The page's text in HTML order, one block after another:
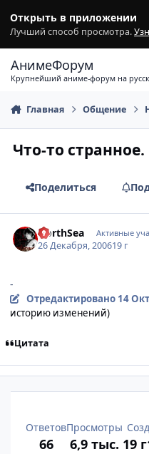
Открыть в приложении
Лучший способ просмотра.
АнимеФорум
Крупнейший аниме-форум на
Главная Общение
Что-то
Поделиться
NorthSea Активные
26 Декабря, 200619 г
-
Отредактировано 14
историю изменений)
Цитата
Ответов
66
Просмотры
6,9 тыс. 19 г